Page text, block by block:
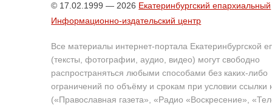
© 17.02.1999 — 2026 Екатеринбургский епархиальный
Информационно-издательский центр
Все материалы интернет-портала Екатеринбургской
(тексты, фотографии, аудио, видео) могут свободно
распространяться любыми способами без каких-либо
ограничений по объёму и срокам при условии ссылки
(«Православная газета», «Радио «Воскресение»,